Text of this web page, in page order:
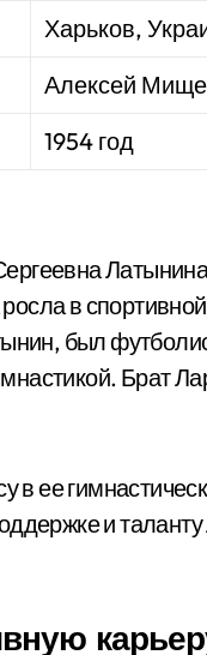
Харьков,
Алексей
1954 год
в
был
Брат
ее
и